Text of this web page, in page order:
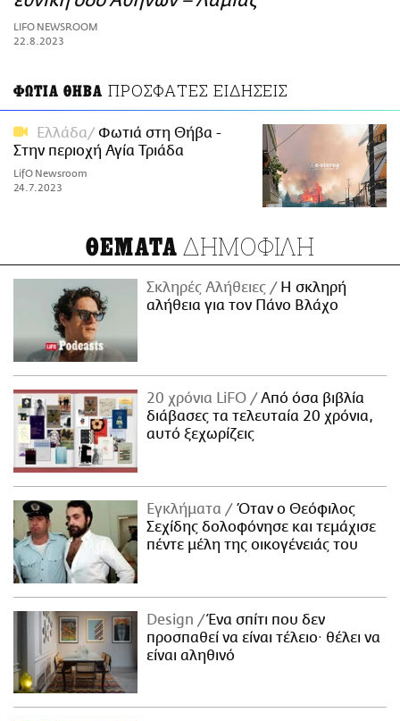
ΑΜΠΑ
PRINT
LIFO NEWSROOM
22.8.2023
ΦΩΤΙΑ ΘΗΒΑ ΠΡΟΣΦΑΤΕΣ ΕΙΔΗΣΕΙΣ
Ελλάδα
Φωτιά στη Θήβα -
Στην περιοχή Αγία Τριάδα
LifO Newsroom
24.7.2023
ΘΕΜΑΤΑ ΔΗΜΟΦΙΛΗ
Σκληρές Αλήθειες
H σκληρή
αλήθεια για τον Πάνο Βλάχο
20 χρόνια LiFO
Από όσα βιβλία
διάβασες τα τελευταία 20 χρόνια,
αυτό ξεχωρίζεις
Εγκλήματα
Όταν ο Θεόφιλος
Σεχίδης δολοφόνησε και τεμάχισε
πέντε μέλη της οικογένειάς του
Design
Ένα σπίτι που δεν
προσπαθεί να είναι τέλειο· θέλει να
είναι αληθινό